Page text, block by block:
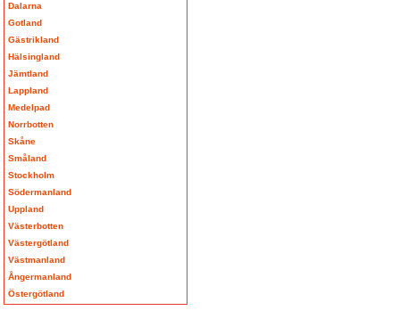
Dalarna
Gotland
Gästrikland
Hälsingland
Jämtland
Lappland
Medelpad
Norrbotten
Skåne
Småland
Stockholm
Södermanland
Uppland
Västerbotten
Västergötland
Västmanland
Ångermanland
Östergötland